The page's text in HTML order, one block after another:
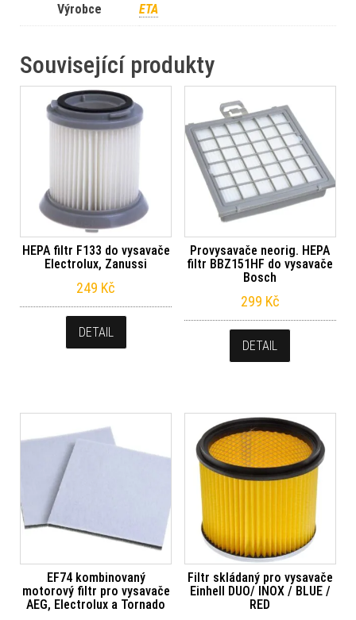
Výrobce ETA
Související produkty
HEPA filtr F133 do vysavače
Electrolux, Zanussi
249 Kč
DETAIL
Provysavače neorig. HEPA
filtr BBZ151HF do vysavače
Bosch
299 Kč
DETAIL
EF74 kombinovaný
motorový filtr pro vysavače
AEG, Electrolux a Tornado
Filtr skládaný pro vysavače
Einhell DUO/ INOX / BLUE /
RED